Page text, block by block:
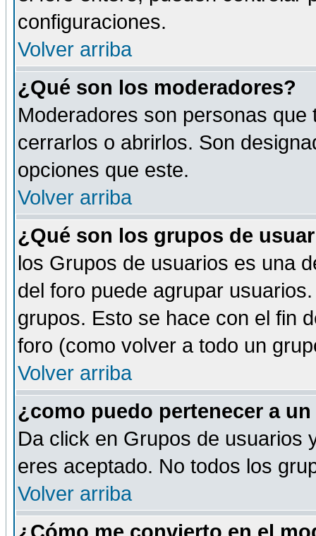
configuraciones.
Volver arriba
¿Qué son los moderadores?
Moderadores son personas
cerrarlos o abrirlos. Son
opciones que este.
Volver arriba
¿Qué son los grupos de
los Grupos de usuarios es una
del foro puede agrupar
grupos. Esto se hace con el fin
foro (como volver a todo un
Volver arriba
¿como puedo pertenecer a
Da click en Grupos de usuarios
eres aceptado. No todos los
Volver arriba